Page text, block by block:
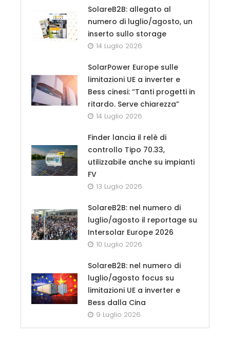
SolareB2B: allegato al
numero di luglio/agosto, un
inserto sullo storage
14 Luglio 2026
SolarPower Europe sulle
limitazioni UE a inverter e
Bess cinesi: “Tanti progetti in
ritardo. Serve chiarezza”
14 Luglio 2026
Finder lancia il relè di
controllo Tipo 70.33,
utilizzabile anche su impianti
FV
13 Luglio 2026
SolareB2B: nel numero di
luglio/agosto il reportage su
Intersolar Europe 2026
10 Luglio 2026
SolareB2B: nel numero di
luglio/agosto focus su
limitazioni UE a inverter e
Bess dalla Cina
9 Luglio 2026